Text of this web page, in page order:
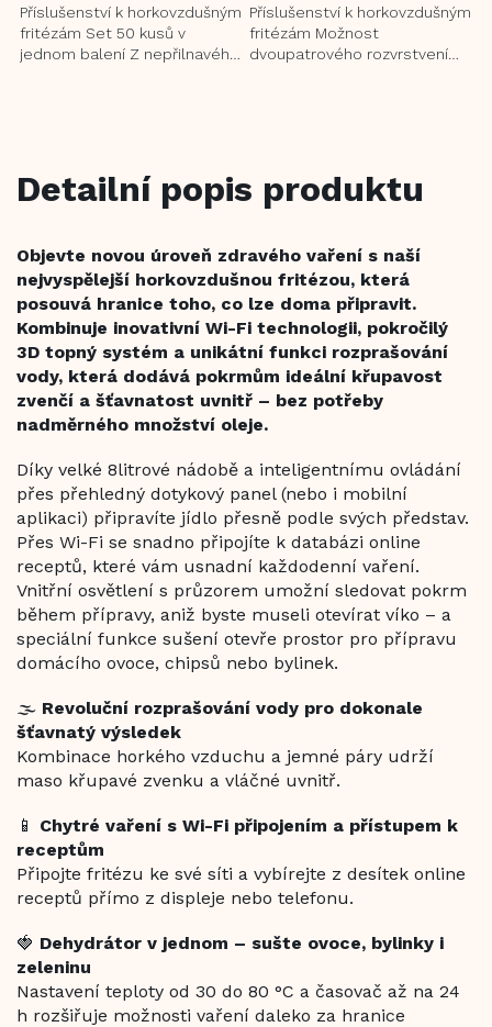
Příslušenství k horkovzdušným
fritézám Set 50 kusů v
jednom balení Z nepřilnavého
Příslušenství k horkovzdušným
fritézám Možnost
dvoupatrového rozvrstvení
Detailní popis produktu
Objevte novou úroveň zdravého vaření s naší
nejvyspělejší horkovzdušnou fritézou, která
posouvá hranice toho, co lze doma připravit.
Kombinuje inovativní Wi-Fi technologii, pokročilý
3D topný systém a unikátní funkci rozprašování
vody, která dodává pokrmům ideální křupavost
zvenčí a šťavnatost uvnitř – bez potřeby
nadměrného množství oleje.
Díky velké 8litrové nádobě a inteligentnímu ovládání
přes přehledný dotykový panel (nebo i mobilní
aplikaci) připravíte jídlo přesně podle svých představ.
Přes Wi-Fi se snadno připojíte k databázi online
receptů, které vám usnadní každodenní vaření.
Vnitřní osvětlení s průzorem umožní sledovat pokrm
během přípravy, aniž byste museli otevírat víko – a
speciální funkce sušení otevře prostor pro přípravu
domácího ovoce, chipsů nebo bylinek.
🌫️ Revoluční rozprašování vody pro dokonale
šťavnatý výsledek
Kombinace horkého vzduchu a jemné páry udrží
maso křupavé zvenku a vláčné uvnitř.
📱 Chytré vaření s Wi-Fi připojením a přístupem k
receptům
Připojte fritézu ke své síti a vybírejte z desítek online
receptů přímo z displeje nebo telefonu.
🍓 Dehydrátor v jednom – sušte ovoce, bylinky i
zeleninu
Nastavení teploty od 30 do 80 °C a časovač až na 24
h rozšiřuje možnosti vaření daleko za hranice